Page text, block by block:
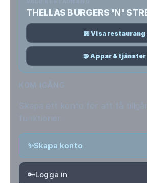
THELLAS BURGERS 'N'
🏪 Visa restaurang
🧩 Appar & tjänster
✨Skapa konto
🔑Logga in